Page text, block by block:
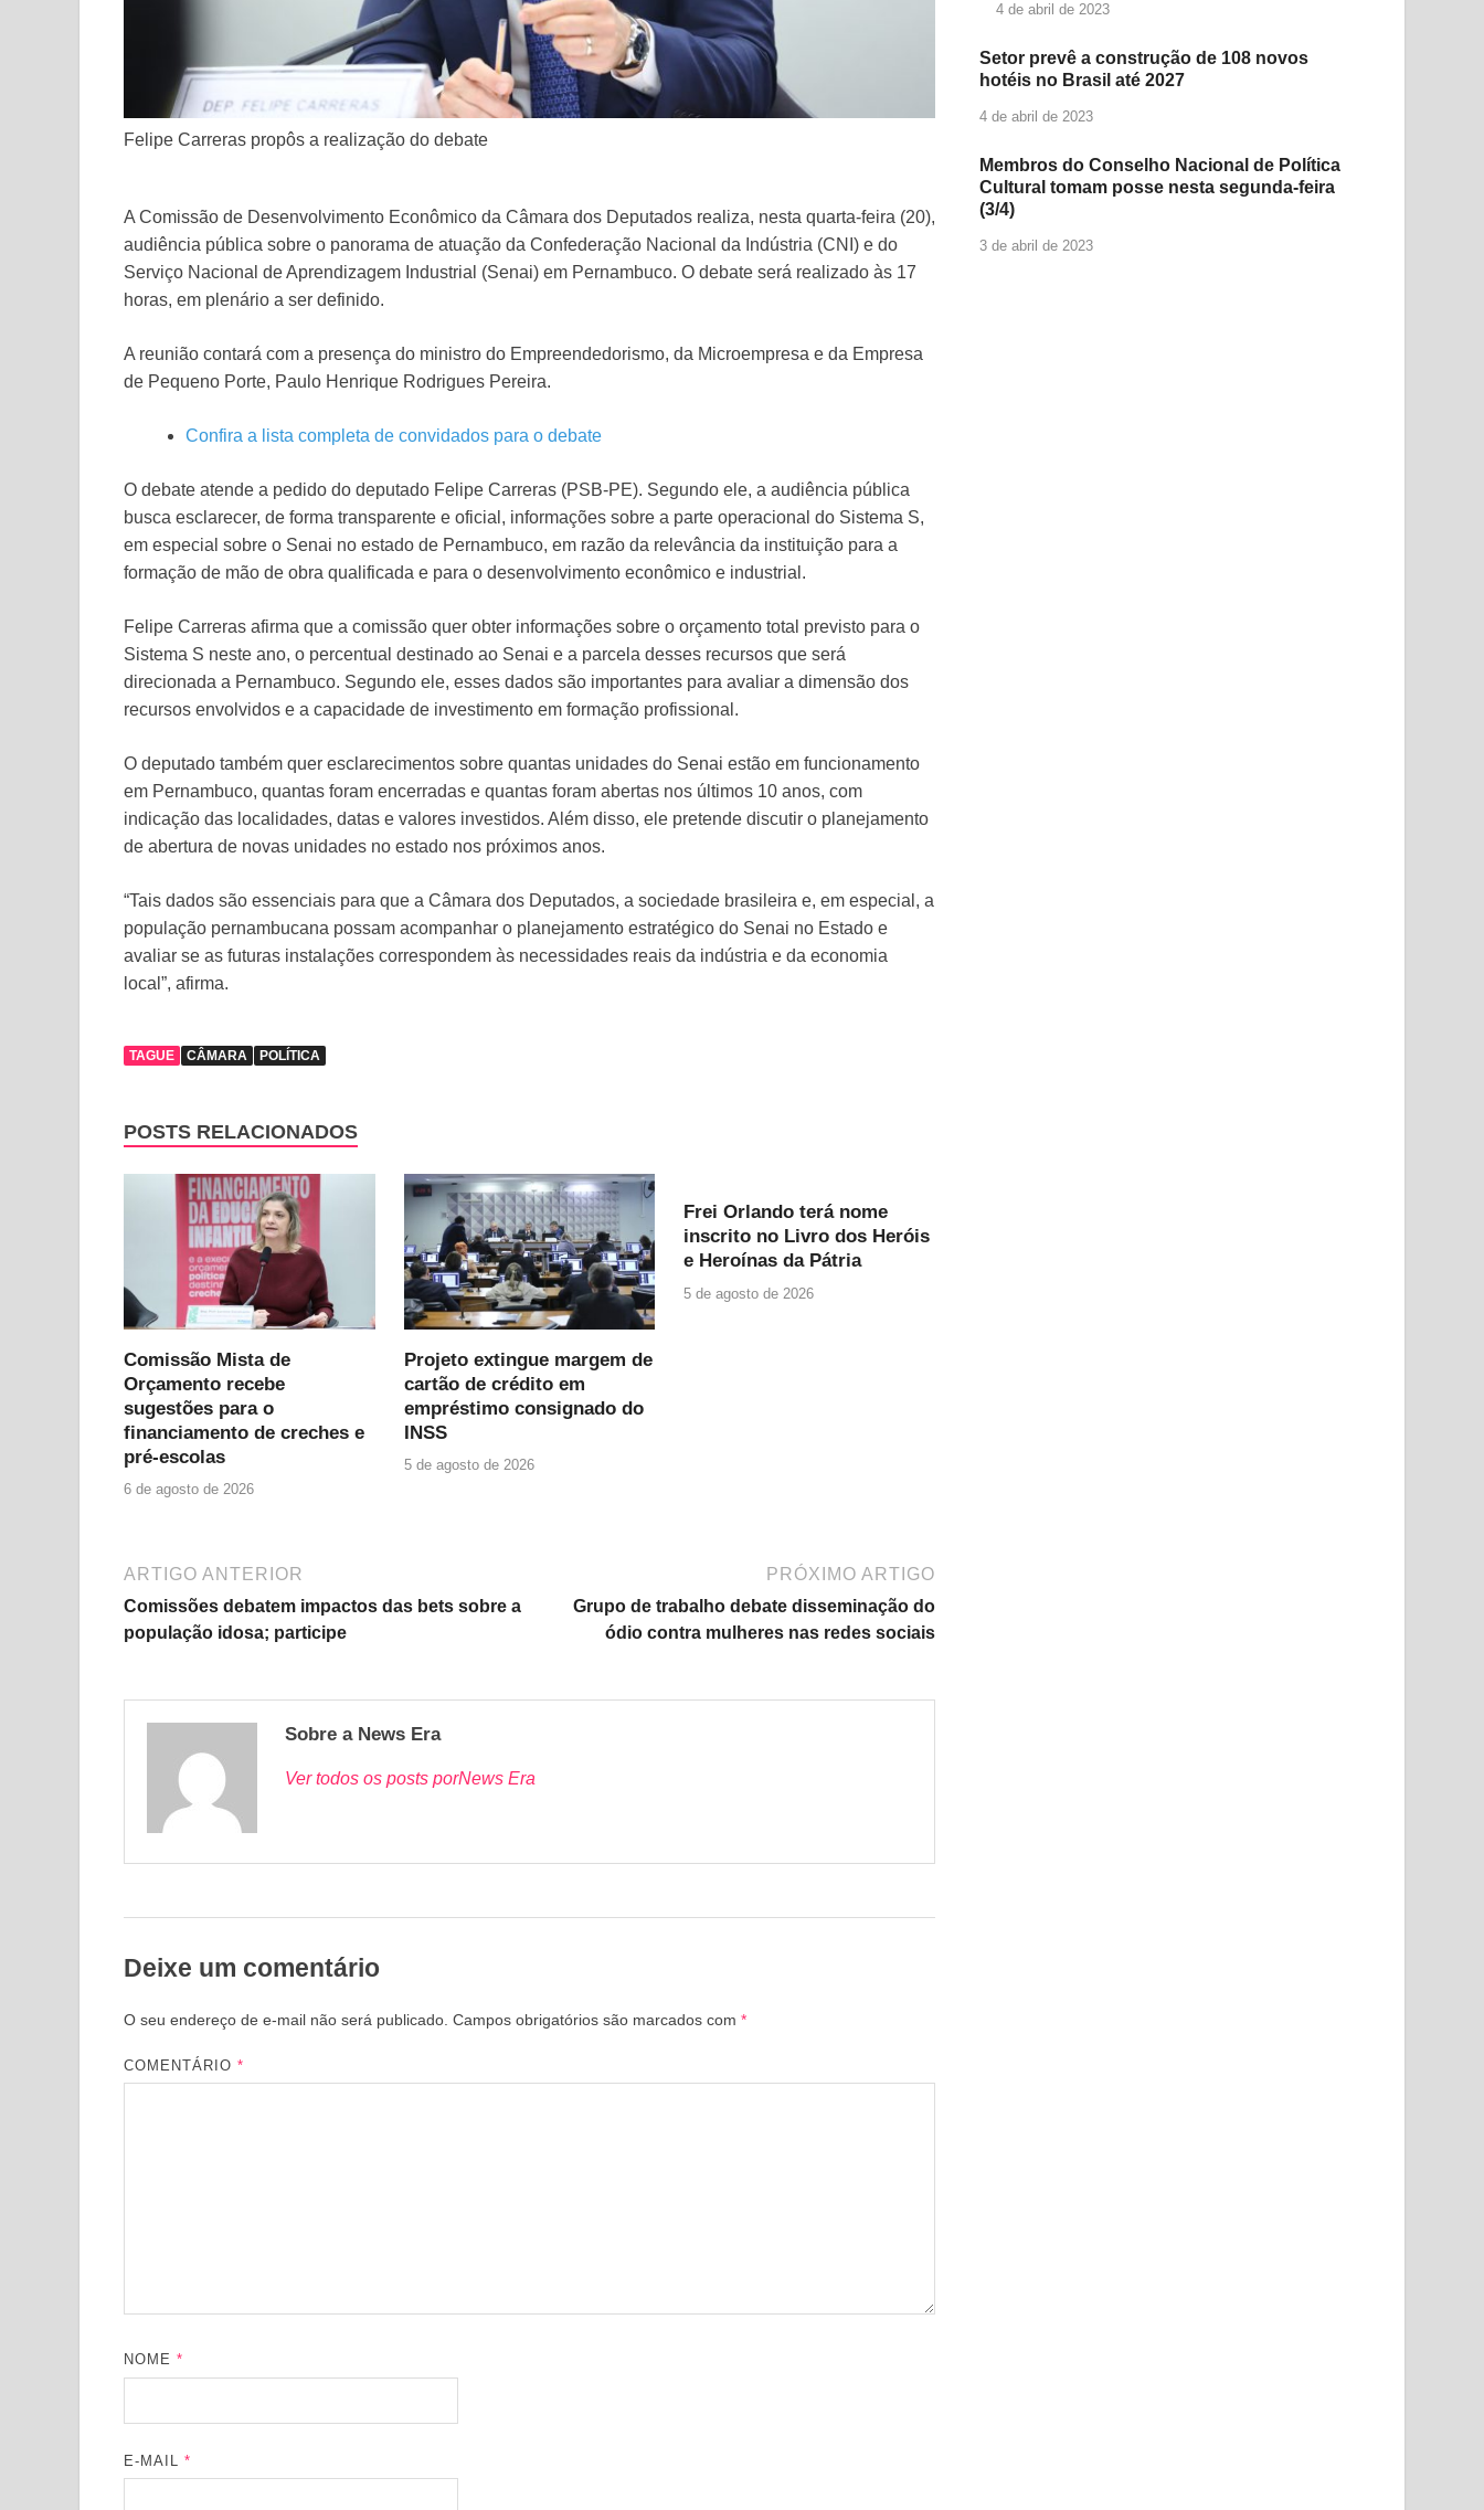
Felipe Carreras propôs a realização do debate
A Comissão de Desenvolvimento Econômico da Câmara dos Deputados realiza, nesta quarta-feira (20),
audiência pública sobre o panorama de atuação da Confederação Nacional da Indústria (CNI) e do
Serviço Nacional de Aprendizagem Industrial (Senai) em Pernambuco. O debate será realizado às 17
horas, em plenário a ser definido.
A reunião contará com a presença do ministro do Empreendedorismo, da Microempresa e da Empresa
de Pequeno Porte, Paulo Henrique Rodrigues Pereira.
Confira a lista completa de convidados para o debate
O debate atende a pedido do deputado Felipe Carreras (PSB-PE). Segundo ele, a audiência pública
busca esclarecer, de forma transparente e oficial, informações sobre a parte operacional do Sistema S,
em especial sobre o Senai no estado de Pernambuco, em razão da relevância da instituição para a
formação de mão de obra qualificada e para o desenvolvimento econômico e industrial.
Felipe Carreras afirma que a comissão quer obter informações sobre o orçamento total previsto para o
Sistema S neste ano, o percentual destinado ao Senai e a parcela desses recursos que será
direcionada a Pernambuco. Segundo ele, esses dados são importantes para avaliar a dimensão dos
recursos envolvidos e a capacidade de investimento em formação profissional.
O deputado também quer esclarecimentos sobre quantas unidades do Senai estão em funcionamento
em Pernambuco, quantas foram encerradas e quantas foram abertas nos últimos 10 anos, com
indicação das localidades, datas e valores investidos. Além disso, ele pretende discutir o planejamento
de abertura de novas unidades no estado nos próximos anos.
“Tais dados são essenciais para que a Câmara dos Deputados, a sociedade brasileira e, em especial, a
população pernambucana possam acompanhar o planejamento estratégico do Senai no Estado e
avaliar se as futuras instalações correspondem às necessidades reais da indústria e da economia
local”, afirma.
TAGUE CÂMARA POLÍTICA
POSTS RELACIONADOS
Comissão Mista de
Orçamento recebe
sugestões para o
financiamento de creches e
pré-escolas
6 de agosto de 2026
Projeto extingue margem de
cartão de crédito em
empréstimo consignado do
INSS
5 de agosto de 2026
Frei Orlando terá nome
inscrito no Livro dos Heróis
e Heroínas da Pátria
5 de agosto de 2026
ARTIGO ANTERIOR
Comissões debatem impactos das bets sobre a
população idosa; participe
PRÓXIMO ARTIGO
Grupo de trabalho debate disseminação do
ódio contra mulheres nas redes sociais
Sobre a News Era
Ver todos os posts porNews Era
Deixe um comentário
O seu endereço de e-mail não será publicado. Campos obrigatórios são marcados com *
COMENTÁRIO*
NOME*
E-MAIL*
4 de abril de 2023
Setor prevê a construção de 108 novos
hotéis no Brasil até 2027
4 de abril de 2023
Membros do Conselho Nacional de Política
Cultural tomam posse nesta segunda-feira
(3/4)
3 de abril de 2023